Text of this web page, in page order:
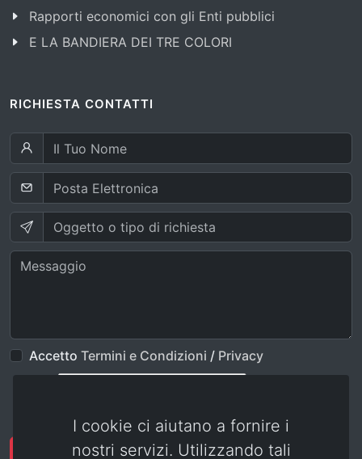
I cookie ci aiutano a fornire i
nostri servizi. Utilizzando tali
Rapporti economici con gli Enti pubblici
E LA BANDIERA DEI TRE COLORI
RICHIESTA CONTATTI
Accetto Termini e Condizioni / Privacy